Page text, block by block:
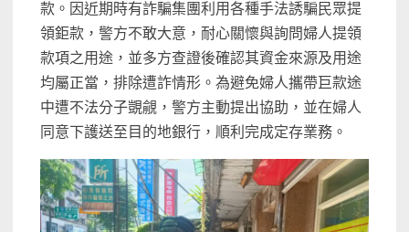
款。因近期時有詐騙集團利用各種手法誘騙民眾提
領鉅款，警方不敢大意，耐心關懷與詢問婦人提領
款項之用途，並多方查證後確認其資金來源及用途
均屬正當，排除遭詐情形。為避免婦人攜帶巨款途
中遭不法分子覬覦，警方主動提出協助，並在婦人
同意下護送至目的地銀行，順利完成定存業務。